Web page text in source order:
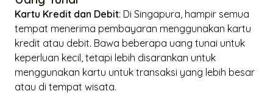
Kartu Kredit dan Debit: Di Singapura, hampir semua
tempat menerima pembayaran menggunakan kartu
kredit atau debit. Bawa beberapa uang tunai untuk
keperluan kecil, tetapi lebih disarankan untuk
menggunakan kartu untuk transaksi yang lebih besar
atau di tempat wisata.